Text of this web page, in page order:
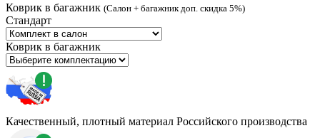
Коврик в багажник (Салон + багажник доп. скидка 5%)
Стандарт
Коврик в багажник
Качественный, плотный материал Российского производства